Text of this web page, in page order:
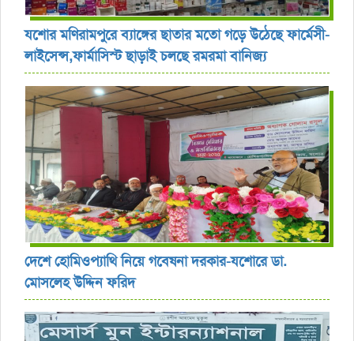
যশোর ‎মণিরামপুরে ব্যাঙ্গের ছাতার মতো গড়ে উঠেছে ফার্মেসী-
লাইসেন্স,ফার্মাসিস্ট ছাড়াই চলছে রমরমা বানিজ্য ‎
দেশে হোমিওপ্যাথি নিয়ে গবেষনা দরকার-যশোরে ডা.
মোসলেহ উদ্দিন ফরিদ